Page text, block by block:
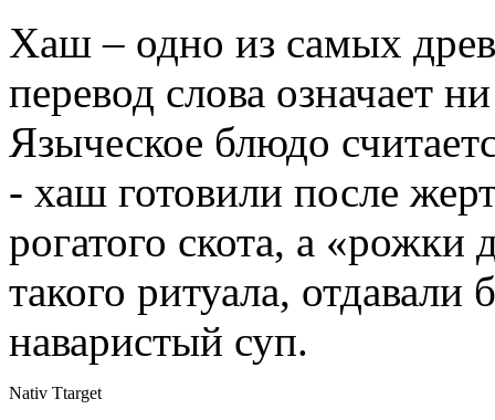
Хаш – одно из самых
перевод слова означает
Языческое блюдо
- хаш готовили после
рогатого скота, а
такого ритуала,
наваристый суп.
Nativ Ttarget